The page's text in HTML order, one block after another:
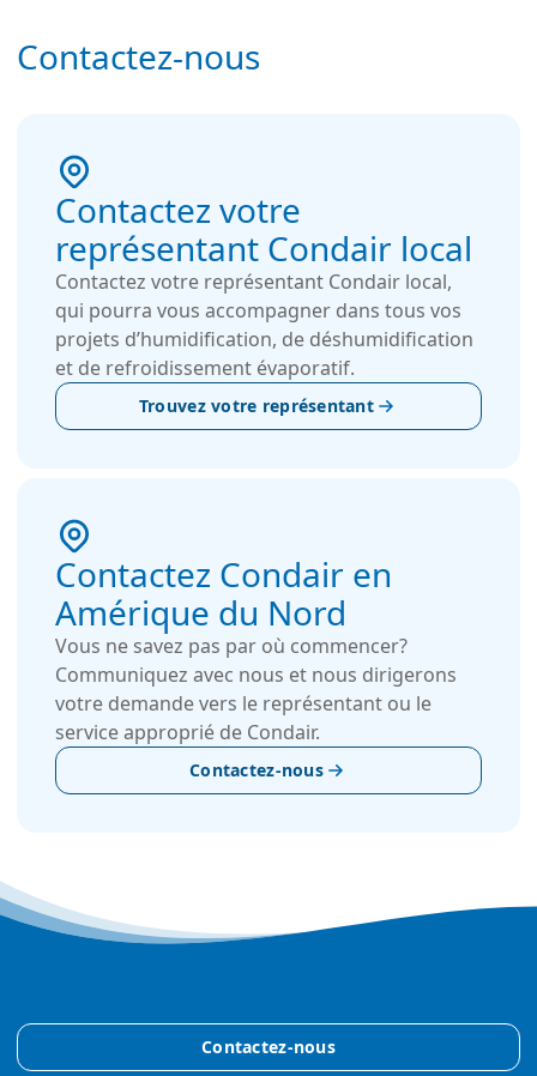
environnements industriels poussiéreux et aux
frigorifiques.
Contactez-nous
Contactez votre
représentant Condair local
Contactez votre représentant Condair local,
qui pourra vous accompagner dans tous vos
projets d’humidification, de déshumidification
et de refroidissement évaporatif.
Trouvez votre représentant
Contactez Condair en
Amérique du Nord
Vous ne savez pas par où commencer?
Communiquez avec nous et nous dirigerons
votre demande vers le représentant ou le
service approprié de Condair.
Contactez-nous
Contactez-nous